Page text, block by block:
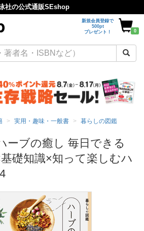
社の公式通販SEshop
新規会員登録で
500pt
プレゼント！
0
実用・趣味・一般書 暮らしの図鑑
ーブの癒し 毎日できる
礎知識×知って楽しむハ